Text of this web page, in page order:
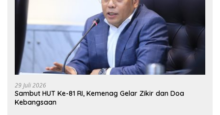
29 Juli 2026
Sambut HUT Ke-81 RI, Kemenag Gelar Zikir dan Doa
Kebangsaan